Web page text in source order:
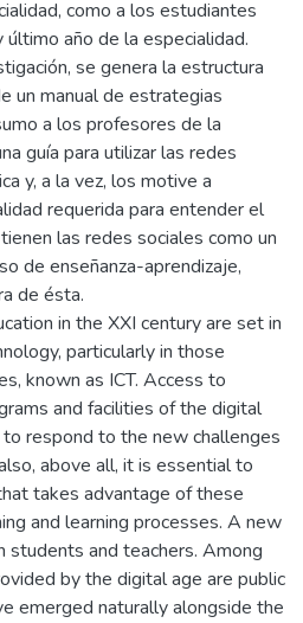
como a los estudiantes
año de la especialidad.
se genera la estructura
un manual de estrategias
a los profesores de la
guía para utilizar las redes
y, a la vez, los motive a
requerida para entender el
las redes sociales como un
de enseñanza-aprendizaje,
de ésta.
in the XXI century are set in
particularly in those
known as ICT. Access to
and facilities of the digital
respond to the new challenges
above all, it is essential to
takes advantage of these
and learning processes. A new
and teachers. Among
by the digital age are public
emerged naturally alongside the